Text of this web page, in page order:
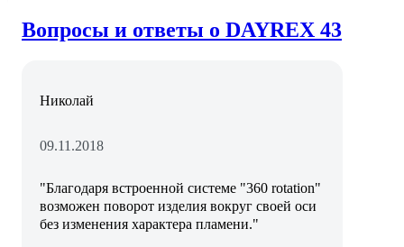
Вопросы и ответы о DAYREX 43
Николай
09.11.2018
"Благодаря встроенной системе "360 rotation"
возможен поворот изделия вокруг своей оси
без изменения характера пламени."